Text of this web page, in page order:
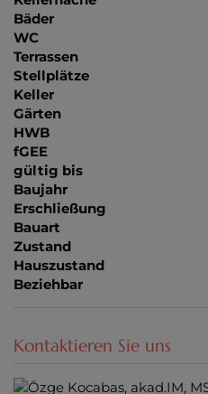
Bäder
WC
Terrassen
Stellplätze
Keller
Gärten
HWB
fGEE
gültig bis
Baujahr
Erschließung
Bauart
Zustand
Hauszustand
Beziehbar
Kontaktieren Sie uns